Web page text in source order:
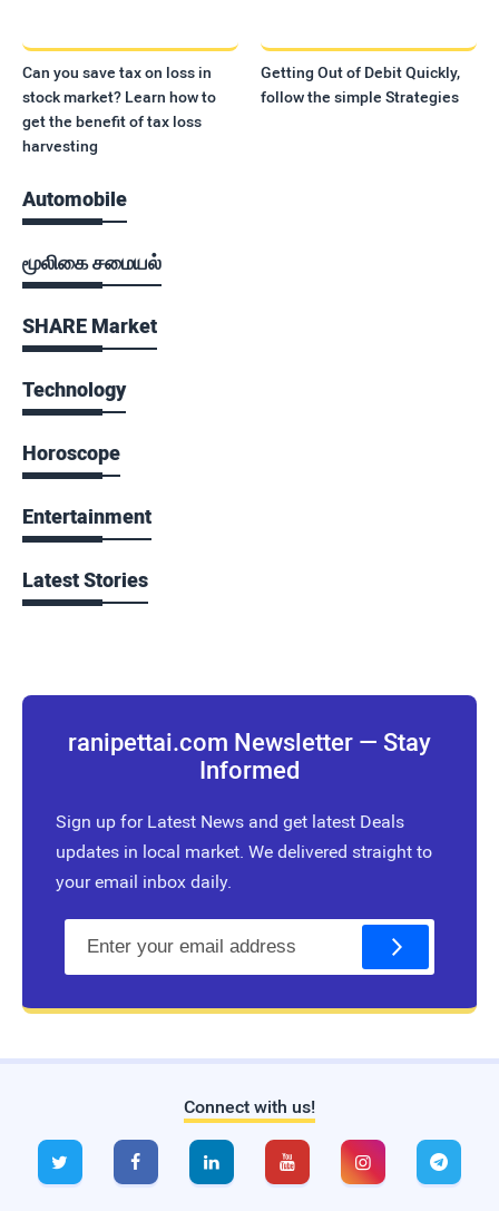
Can you save tax on loss in
stock market? Learn how to
get the benefit of tax loss
harvesting
Getting Out of Debit Quickly,
follow the simple Strategies
Automobile
மூலிகை சமையல்
SHARE Market
Technology
Horoscope
Entertainment
Latest Stories
ranipettai.com Newsletter — Stay
Informed
Sign up for Latest News and get latest Deals
updates in local market. We delivered straight to
your email inbox daily.
l
Live Traffic Feed
A visitor from Sao Paulo
viewed
வரலாற்று முக்கிய நிகழ்வுகள் - Today…
hrs 16 mins ago
Connect with us!
     